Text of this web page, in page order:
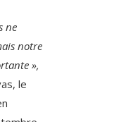
ne
notre
»,
le